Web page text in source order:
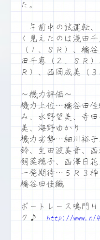
た。
午前中の試運転、
く見えたのは淺田
（１、８Ｒ）、橋
田千恵（２、８Ｒ
Ｒ）、西岡成美（
～機力評価～
機力上位…橋谷田佳
み、水野望美、寺
美、海野ゆかり
機力劣勢…細川裕子
鈴、生田波美音、
飼菜穂子、西澤日花
一発期待…５Ｒ３枠
橋谷田佳織
ボートレース鳴門
ク♪ http://